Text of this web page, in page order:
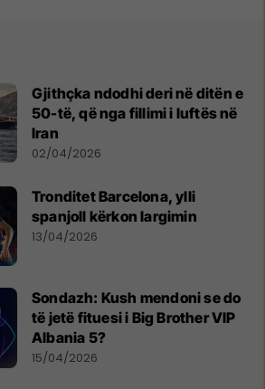
Gjithçka ndodhi deri në ditën e
50-të, që nga fillimi i luftës në
Iran
02/04/2026
Tronditet Barcelona, ylli
spanjoll kërkon largimin
13/04/2026
Sondazh: Kush mendoni se do
të jetë fituesi i Big Brother VIP
Albania 5?
15/04/2026